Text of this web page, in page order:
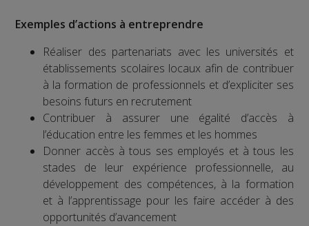
Exemples d’actions à entreprendre
Réaliser des partenariats avec les universités et
établissements scolaires locaux afin de contribuer
à la formation de professionnels et d’expliciter ses
besoins futurs en recrutement
Contribuer à assurer une égalité d’accès à
l’éducation entre les femmes et les hommes
Donner accès à tous ses employés et à tous les
stades de leur expérience professionnelle, au
développement des compétences, à la formation
et à l’apprentissage pour les faire accéder à des
opportunités d’avancement